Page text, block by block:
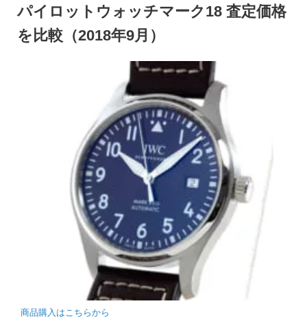
パイロットウォッチマーク18 査定価格
を比較（2018年9月）
商品購入はこちらから